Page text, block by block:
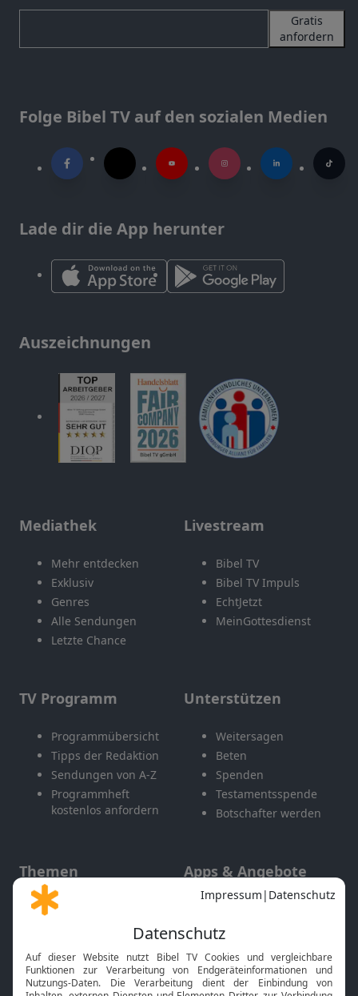
Gratis
anfordern
Folge Bibel TV auf den sozialen Medien
Lade dir die App herunter
Auszeichnungen
Mediathek
Mehr entdecken
Exklusiv
Genres
Alle Sendungen
Letzte Chance
Livestream
Bibel TV
Bibel TV Impuls
EchtJetzt
MeinGottesdienst
TV Programm
Programmübersicht
Tipps der Redaktion
Sendungen von A-Z
Programmheft
kostenlos anfordern
Unterstützen
Weitersagen
Beten
Spenden
Testamentsspende
Botschafter werden
Themen
Gott und Bibel erklärt
Neuigkeiten
Apps & Angebote
Mobile App
Smart TV
HbbTV